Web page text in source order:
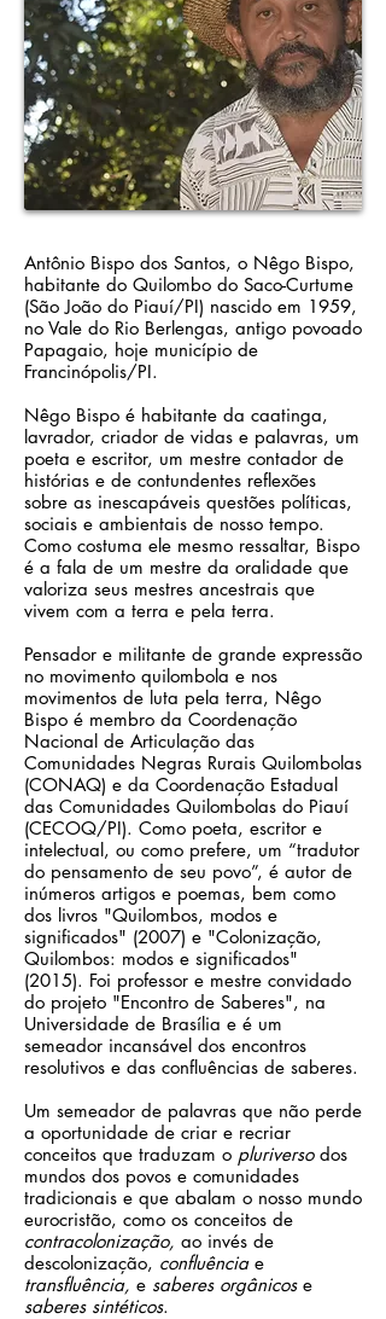
Antônio Bispo dos Santos, o Nêgo Bispo,
habitante do Quilombo do Saco-Curtume
(São João do Piauí/PI) nascido em 1959,
no Vale do Rio Berlengas, antigo povoado
Papagaio, hoje município de
Francinópolis/PI.
Nêgo Bispo é habitante da caatinga,
lavrador, criador de vidas e palavras, um
poeta e escritor, um mestre contador de
histórias e de contundentes reflexões
sobre as inescapáveis questões políticas,
sociais e ambientais de nosso tempo.
Como costuma ele mesmo ressaltar, Bispo
é a fala de um mestre da oralidade que
valoriza seus mestres ancestrais que
vivem com a terra e pela terra.
Pensador e militante de grande expressão
no movimento quilombola e nos
movimentos de luta pela terra, Nêgo
Bispo é membro da Coordenação
Nacional de Articulação das
Comunidades Negras Rurais Quilombolas
(CONAQ) e da Coordenação Estadual
das Comunidades Quilombolas do Piauí
(CECOQ/PI). Como poeta, escritor e
intelectual, ou como prefere, um “tradutor
do pensamento de seu povo”, é autor de
inúmeros artigos e poemas, bem como
dos livros "Quilombos, modos e
significados" (2007) e "Colonização,
Quilombos: modos e significados"
(2015). Foi professor e mestre convidado
do projeto "Encontro de Saberes", na
Universidade de Brasília e é um
semeador incansável dos encontros
resolutivos e das confluências de saberes.
Um semeador de palavras que não perde
a oportunidade de criar e recriar
conceitos que traduzam o pluriversodos
mundos dos povos e comunidades
tradicionais e que abalam o nosso mundo
eurocristão, como os conceitos de
contracolonização, ao invés de
descolonização, confluênciae
transfluência, e saberes orgânicos e
saberes sintéticos.